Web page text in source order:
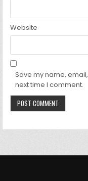
Website
Save my name,
next time I comment.